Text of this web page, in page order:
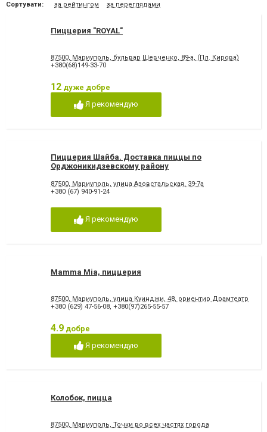
Сортувати: за рейтингом за переглядами
Пиццерия "ROYAL"
87500, Мариуполь, бульвар Шевченко, 89-а, (Пл. Кирова)
+380(68)149-33-70
12 дуже добре
Я рекомендую
Пиццерия Шайба. Доставка пиццы по
Орджоникидзевскому району
87500, Мариуполь, улица Азовстальская, 39-7а
+380 (67) 940-91-24
Я рекомендую
Mamma Mia, пиццерия
87500, Мариуполь, улица Куинджи, 48, ориентир Драмтеатр
+380 (629) 47-56-08, +380(97)265-55-57
4.9 добре
Я рекомендую
Колобок, пицца
87500, Мариуполь, Точки во всех частях города